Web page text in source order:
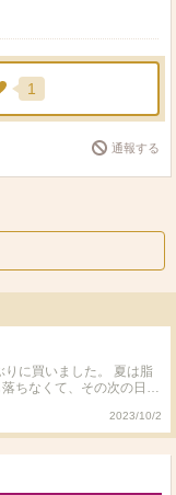
1
通報する
ちなくて、その次の日持
ク上のクチュールを使っ
！ ちょうど脂っぽいの
ンプーってありますか？
2023/10/2